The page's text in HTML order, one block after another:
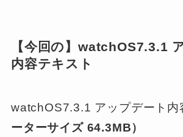
【今回の】watchOS7.3.1
内容テキスト
watchOS7.3.1 アップデート内
ーターサイズ 64.3MB）